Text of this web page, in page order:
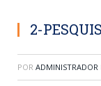
2-
POR ADMINISTRADOR